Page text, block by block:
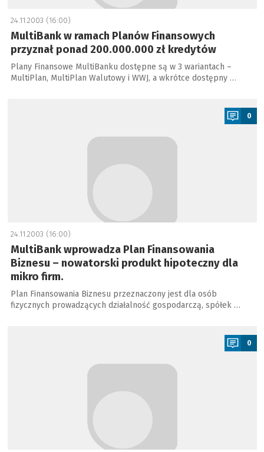
24.11.2003 (16:00)
MultiBank w ramach Planów Finansowych
przyznał ponad 200.000.000 zł kredytów
Plany Finansowe MultiBanku dostępne są w 3 wariantach –
MultiPlan, MultiPlan Walutowy i WWJ, a wkrótce dostępny …
0
24.11.2003 (16:00)
MultiBank wprowadza Plan Finansowania
Biznesu – nowatorski produkt hipoteczny dla
mikro firm.
Plan Finansowania Biznesu przeznaczony jest dla osób
fizycznych prowadzących działalność gospodarczą, spółek …
0